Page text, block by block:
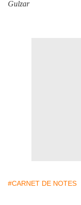
Gulzar
#CARNET DE NOTES